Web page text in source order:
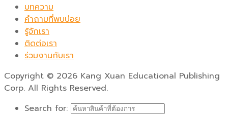
บทความ
คำถามที่พบบ่อย
รู้จักเรา
ติดต่อเรา
ร่วมงานกับเรา
Copyright © 2026 Kang Xuan Educational Publishing
Corp. All Rights Reserved.
Search for: